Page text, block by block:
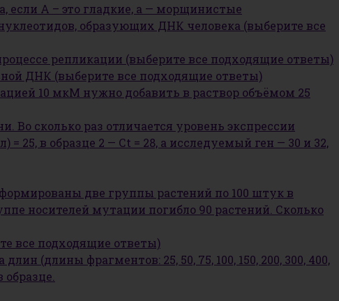
если А – это гладкие, а — морщинистые
образующих ДНК человека (выберите все
репликации (выберите все подходящие ответы)
ДНК (выберите все подходящие ответы)
10 мкМ нужно добавить в раствор объёмом 25
сколько раз отличается уровень экспрессии
25, в образце 2 — Сt = 28, а исследуемый ген — 30 и 32,
две группы растений по 100 штук в
носителей мутации погибло 90 растений. Сколько
все подходящие ответы)
(длины фрагментов: 25, 50, 75, 100, 150, 200, 300, 400,